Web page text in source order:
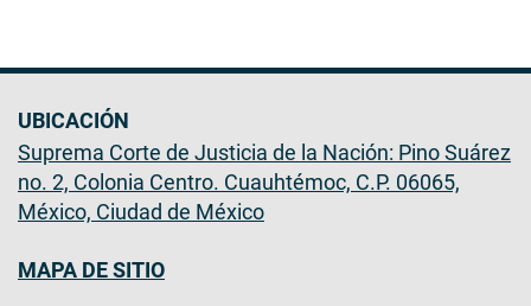
UBICACIÓN
Suprema Corte de Justicia de la Nación: Pino Suárez
no. 2, Colonia Centro. Cuauhtémoc, C.P. 06065,
México, Ciudad de México
MAPA DE SITIO